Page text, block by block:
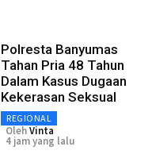
Polresta Banyumas
Tahan Pria 48 Tahun
Dalam Kasus Dugaan
Kekerasan Seksual
REGIONAL
OlehVinta
4 jam yang lalu